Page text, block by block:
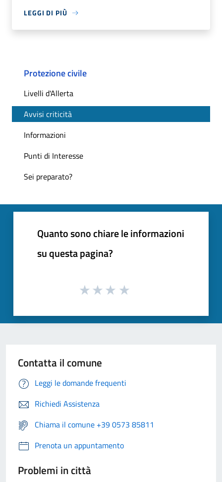
LEGGI DI PIÙ
Protezione civile
Livelli d'Allerta
Avvisi criticità
Informazioni
Punti di Interesse
Sei preparato?
Quanto sono chiare le informazioni
su questa pagina?
Contatta il comune
Leggi le domande frequenti
Richiedi Assistenza
Chiama il comune +39 0573 85811
Prenota un appuntamento
Problemi in città